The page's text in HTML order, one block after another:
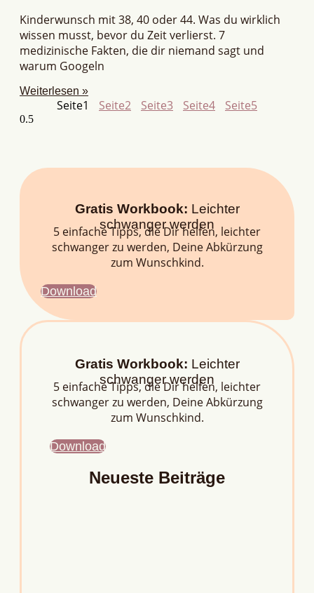
Kinderwunsch mit 38, 40 oder 44. Was du wirklich
wissen musst, bevor du Zeit verlierst. 7
medizinische Fakten, die dir niemand sagt und
warum Googeln
Weiterlesen »
Seite1 Seite2 Seite3 Seite4 Seite5
Gratis Workbook: Leichter
schwanger werden
5 einfache Tipps, die Dir helfen, leichter
schwanger zu werden, Deine Abkürzung
zum Wunschkind.
Download
Gratis Workbook: Leichter
schwanger werden
5 einfache Tipps, die Dir helfen, leichter
schwanger zu werden, Deine Abkürzung
zum Wunschkind.
Download
Neueste Beiträge